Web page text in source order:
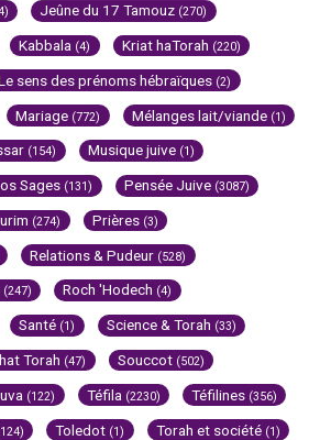
Jeûne du 17 Tamouz (270)
Kabbala (4) Kriat haTorah (220)
sens des prénoms hébraïques (2)
Mariage (772) Mélanges lait/viande (1)
(154) Musique juive (1)
Sages (131) Pensée Juive (3087)
(274) Prières (3)
Relations & Pudeur (528)
(247) Roch 'Hodech (4)
Santé (1) Science & Torah (33)
Torah (47) Souccot (502)
(122) Téfila (2230) Téfilines (356)
Toledot (1) Torah et société (1)